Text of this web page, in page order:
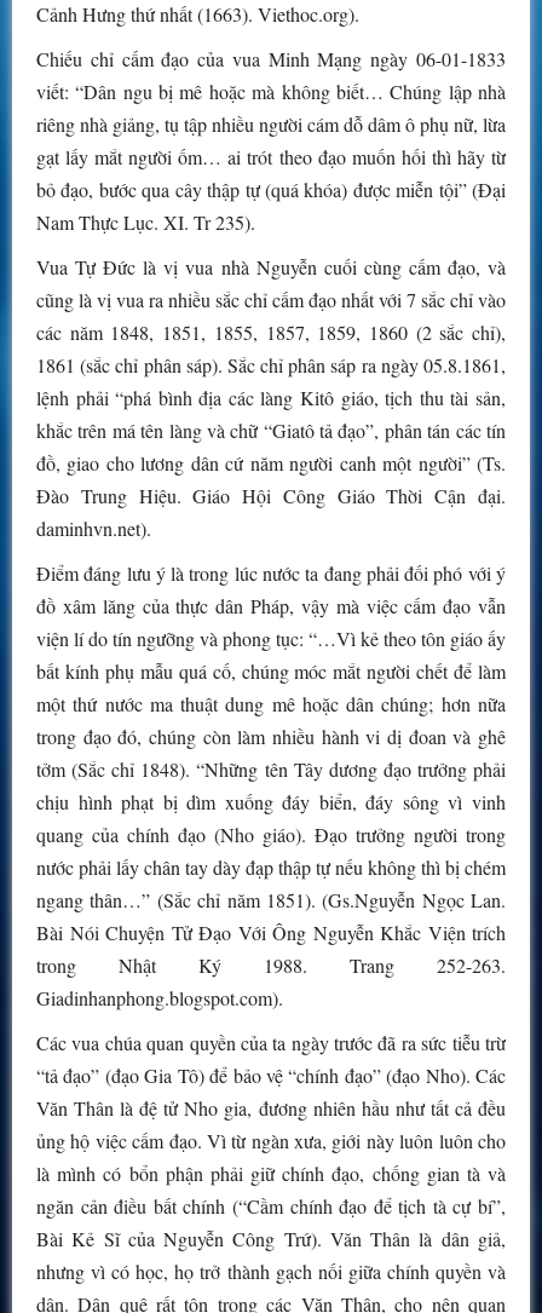
Cảnh Hưng thứ nhất (1663). Viethoc.org).
Chiếu chỉ cấm đạo của vua Minh Mạng ngày 06-01-1833
viết: “Dân ngu bị mê hoặc mà không biết… Chúng lập nhà
riêng nhà giảng, tụ tập nhiều người cám dỗ dâm ô phụ nữ, lừa
gạt lấy mắt người ốm… ai trót theo đạo muốn hối thì hãy từ
bỏ đạo, bước qua cây thập tự (quá khóa) được miễn tội” (Đại
Nam Thực Lục. XI. Tr 235).
Vua Tự Đức là vị vua nhà Nguyễn cuối cùng cấm đạo, và
cũng là vị vua ra nhiều sắc chỉ cấm đạo nhất với 7 sắc chỉ vào
các năm 1848, 1851, 1855, 1857, 1859, 1860 (2 sắc chỉ),
1861 (sắc chỉ phân sáp). Sắc chỉ phân sáp ra ngày 05.8.1861,
lệnh phải “phá bình địa các làng Kitô giáo, tịch thu tài sản,
khắc trên má tên làng và chữ “Giatô tả đạo”, phân tán các tín
đồ, giao cho lương dân cứ năm người canh một người” (Ts.
Đào Trung Hiệu. Giáo Hội Công Giáo Thời Cận đại.
daminhvn.net).
Điểm đáng lưu ý là trong lúc nước ta đang phải đối phó với ý
đồ xâm lăng của thực dân Pháp, vậy mà việc cấm đạo vẫn
viện lí do tín ngưỡng và phong tục: “…Vì kẻ theo tôn giáo ấy
bất kính phụ mẫu quá cố, chúng móc mắt người chết để làm
một thứ nước ma thuật dung mê hoặc dân chúng; hơn nữa
trong đạo đó, chúng còn làm nhiều hành vi dị đoan và ghê
tởm (Sắc chỉ 1848). “Những tên Tây dương đạo trưởng phải
chịu hình phạt bị dìm xuống đáy biển, đáy sông vì vinh
quang của chính đạo (Nho giáo). Đạo trưởng người trong
nước phải lấy chân tay dày đạp thập tự nếu không thì bị chém
ngang thân…” (Sắc chỉ năm 1851). (Gs.Nguyễn Ngọc Lan.
Bài Nói Chuyện Tử Đạo Với Ông Nguyễn Khắc Viện trích
trong Nhật Ký 1988. Trang 252-263.
Giadinhanphong.blogspot.com).
Các vua chúa quan quyền của ta ngày trước đã ra sức tiễu trừ
“tả đạo” (đạo Gia Tô) để bảo vệ “chính đạo” (đạo Nho). Các
Văn Thân là đệ tử Nho gia, đương nhiên hầu như tất cả đều
ủng hộ việc cấm đạo. Vì từ ngàn xưa, giới này luôn luôn cho
là mình có bổn phận phải giữ chính đạo, chống gian tà và
ngăn cản điều bất chính (“Cầm chính đạo để tịch tà cự bí”,
Bài Kẻ Sĩ của Nguyễn Công Trứ). Văn Thân là dân giả,
nhưng vì có học, họ trở thành gạch nối giữa chính quyền và
dân. Dân quê rất tôn trọng các Văn Thân, cho nên quan